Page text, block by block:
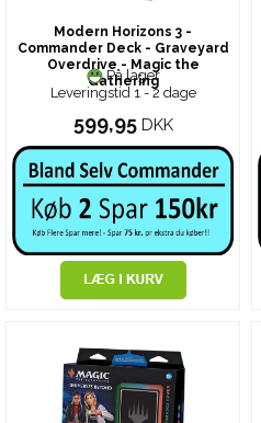
Modern Horizons 3 -
Commander Deck - Graveyard
Overdrive - Magic the
Gathering
På lager
Leveringstid 1 - 2 dage
599,95 DKK